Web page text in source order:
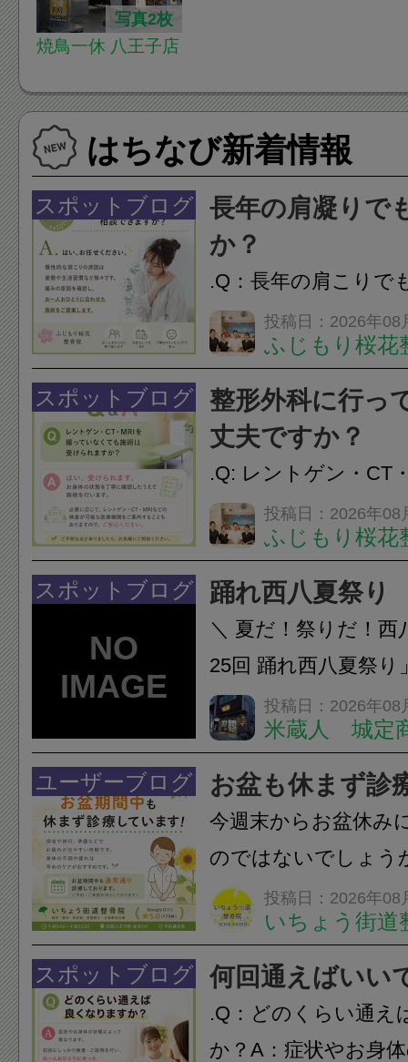
写真2枚
焼鳥一休 八王子店
はちなび新着情報
スポットブログ
長年の肩凝りで
か？
.Q：長年の肩こりで
か？A：はい、お任
性的な肩こりの原因
慣など様々です。痛
し、お一人おひとり
をご提案します。.#
投稿日：2026年08
ふじもり桜花
スポットブログ
整形外科に行っ
丈夫ですか？
.Q: レントゲン・CT
いなくても施術は受
A: はい、受けられま
態を丁寧に確認した
います。必要に応じ
ン・CT・MRIなどの
投稿日：2026年08
ふじもり桜花
スポットブログ 踊れ西八夏祭り
＼ 夏だ！祭りだ！西
25回 踊れ西八夏祭
てくる！ 伝統の【阿
情熱の【よさこいソ
結！数多くの団体が
店街を舞台に最高の
投稿日：2026年08
米蔵人 城定
ユーザーブログ お盆も休まず診
今週末からお盆休み
のではないでしょう
長時間の運転などで
痛・足の疲れが出や
いちょう街道整骨院
も通常通り診療して
みの...
投稿日：2026年08
いちょう街道
スポットブログ 何回通えばいい
.Q：どのくらい通え
か？A：症状やお身